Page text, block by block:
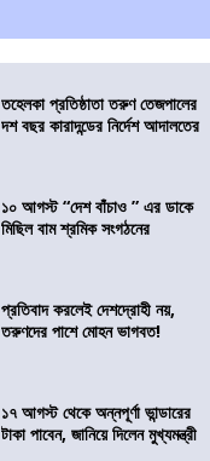
তহেলকা প্রতিষ্ঠাতা তরুণ তেজপালের
দশ বছর কারাদন্ডের নির্দেশ আদালতের
১০ আগস্ট “দেশ বাঁচাও ” এর ডাকে
মিছিল বাম শ্রমিক সংগঠনের
প্রতিবাদ করলেই দেশদ্রোহী নয়,
তরুণদের পাশে মোহন ভাগবত!
১৭ আগস্ট থেকে অন্নপূর্ণা ভান্ডারের
টাকা পাবেন, জানিয়ে দিলেন মুখ্যমন্ত্রী